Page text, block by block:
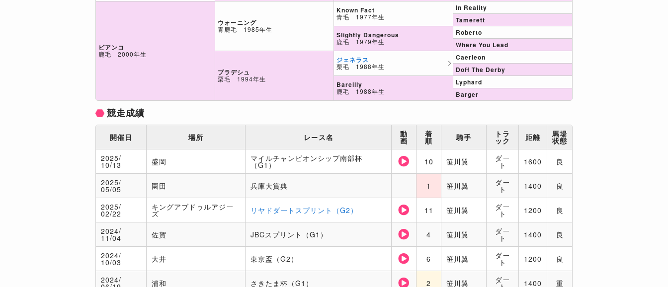
ビアンコ
鹿毛 2000年生
ウォーニング
青鹿毛 1985年生
プラデシュ
栗毛 1994年生
Known Fact
青毛 1977年生
Slightly Dangerous
鹿毛 1979年生
ジェネラス
栗毛 1988年生
Bareilly
鹿毛 1988年生
In Reality
Tamerett
Roberto
Where You Lead
Caerleon
Doff The Derby
Lyphard
Barger
競走成績
開催日 場所 レース名 動
画
着
順 騎手 トラ
ック 距離 馬場
状態
2025/
10/13 盛岡 マイルチャンピオンシップ南部杯
（G1） 10 笹川翼 ダー
ト 1600 良
2025/
05/05 園田 兵庫大賞典 1 笹川翼 ダー
ト 1400 良
2025/
02/22
キングアブドゥルアジー
ズ リヤドダートスプリント（G2） 11 笹川翼 ダー
ト 1200 良
2024/
11/04 佐賀 JBCスプリント（G1） 4 笹川翼 ダー
ト 1400 良
2024/
10/03 大井 東京盃（G2） 6 笹川翼 ダー
ト 1200 良
2024/ 浦和 さきたま杯（G1） 2 笹川翼 ダー 1400 重